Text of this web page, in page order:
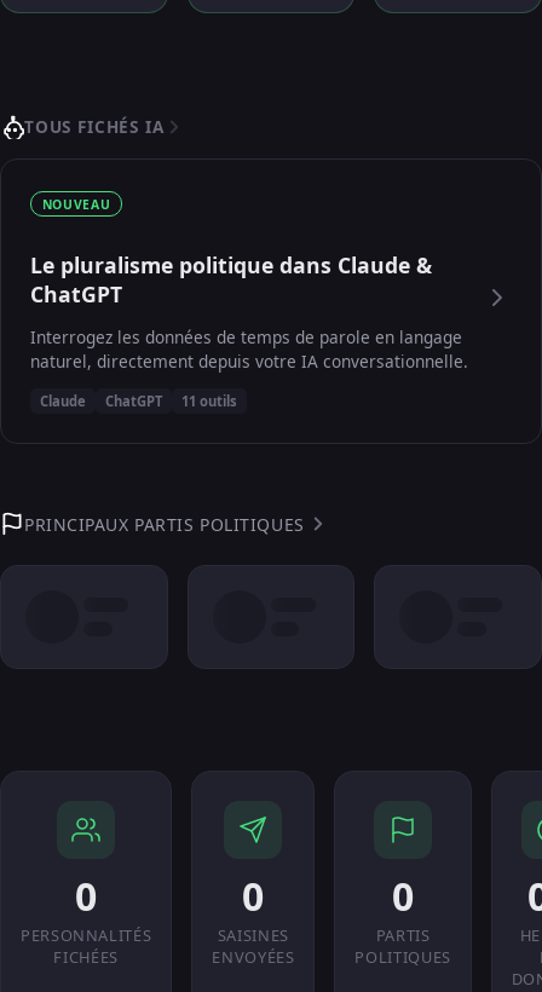
TOUS FICHÉS IA
NOUVEAU
Le pluralisme politique dans Claude &
ChatGPT
Interrogez les données de temps de parole en langage
naturel, directement depuis votre IA conversationnelle.
Claude ChatGPT 11 outils
PRINCIPAUX PARTIS POLITIQUES
0
PERSONNALITÉS
FICHÉES
0
SAISINES
ENVOYÉES
0
PARTIS
POLITIQUES